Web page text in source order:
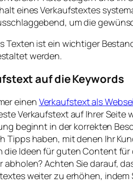
eines Verkaufstextes
um die
Texten ist ein wichtiger
werden.
auf die Keywords
einen Verkaufstext als
Verkaufstext auf Ihrer
beginnt in der korrekten
Tipps haben, mit denen Ihr
die Ideen für guten Content
abholen? Achten Sie darauf,
weiter zu erhöhen,